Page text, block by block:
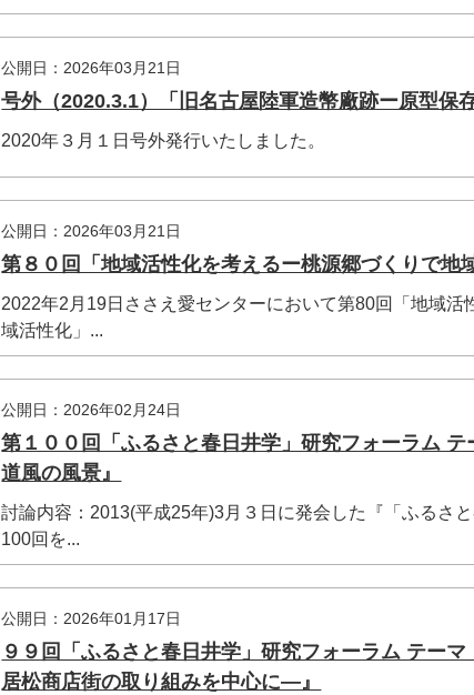
公開日：2026年03月21日
号外（2020.3.1）「旧名古屋陸軍造幣廠跡ー原型保
2020年３月１日号外発行いたしました。
公開日：2026年03月21日
第８０回「地域活性化を考えるー桃源郷づくりで地
2022年2月19日ささえ愛センターにおいて第80回「地域活
域活性化」...
公開日：2026年02月24日
第１００回「ふるさと春日井学」研究フォーラム
道風の風景』
討論内容：2013(平成25年)3月３日に発会した『「ふるさ
100回を...
公開日：2026年01月17日
９９回「ふるさと春日井学」研究フォーラム テー
居松商店街の取り組みを中心に―』